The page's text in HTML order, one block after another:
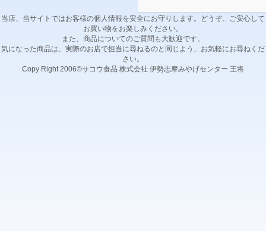
当店、当サイトではお客様の個人情報を安全にお守りします。どうぞ、ご安心して
お買い物をお楽しみください。
また、商品についてのご質問も大歓迎です。
気になった商品は、実際のお店で担当に尋ねるのと同じよう、お気軽にお尋ねくだ
さい。
Copy Right 2006©サコウ食品 株式会社 伊勢志摩みやげセンター 王将